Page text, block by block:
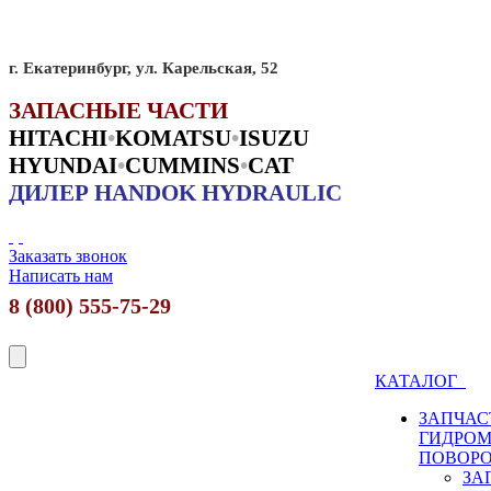
г. Екатеринбург, ул. Карельская, 52
ЗАПАСНЫЕ ЧАСТИ
HITACHI•KOMATSU•ISUZU
HYUNDAI•CUMMINS•CAT
ДИЛЕР HANDOK HYDRAULIC
Заказать звонок
Написать нам
8 (800) 555-75-29
КАТАЛОГ